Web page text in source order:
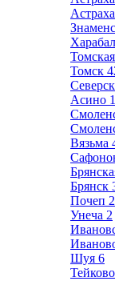
Томск
Северск
Асино 1
Вязьма
Брянск
Почеп 2
Унеча 2
Шуя 6
Тейково